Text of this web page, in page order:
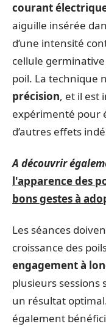
courant
aiguille insérée
d’une intensité
cellule
poil. La technique
précision, et il est
expérimenté pour
d’autres effets
A découvrir
l'apparence des
bons gestes à
Les séances
croissance des
engagement à
plusieurs sessions
un résultat
également